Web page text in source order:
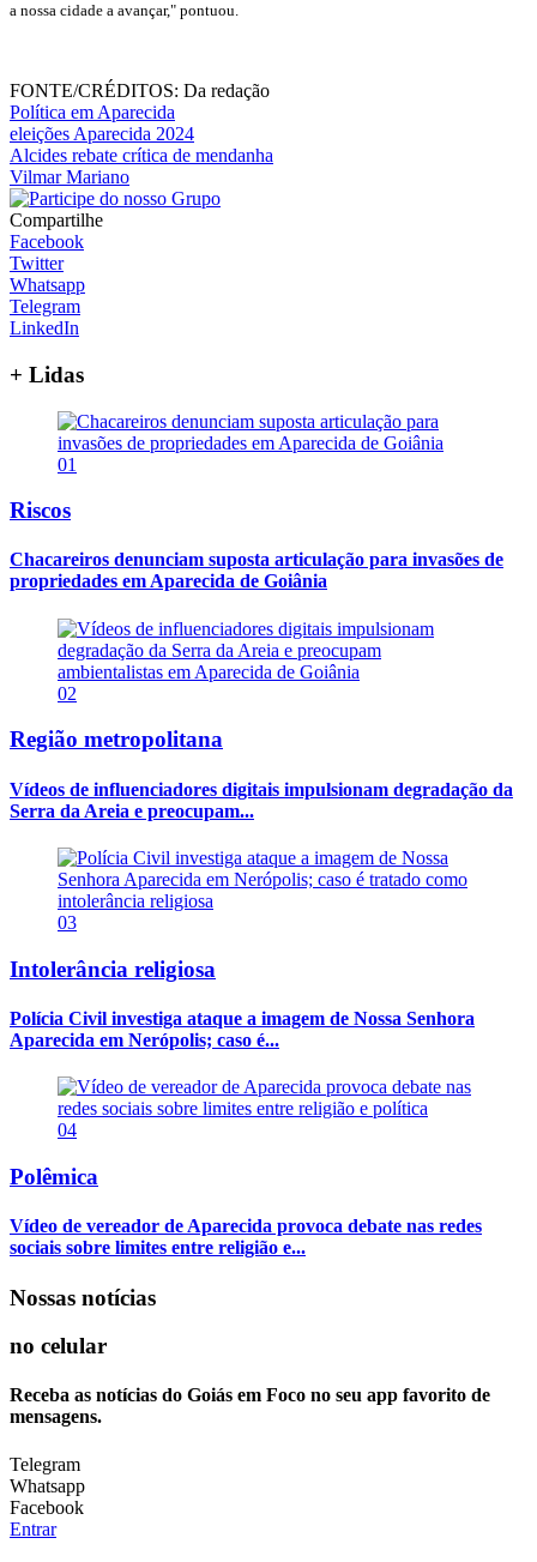
a nossa cidade a avançar," pontuou.
FONTE/CRÉDITOS: Da redação
Política em Aparecida
eleições Aparecida 2024
Alcides rebate crítica de mendanha
Vilmar Mariano
Compartilhe
Facebook
Twitter
Whatsapp
Telegram
LinkedIn
+ Lidas
01
Riscos
Chacareiros denunciam suposta articulação para invasões de
propriedades em Aparecida de Goiânia
02
Região metropolitana
Vídeos de influenciadores digitais impulsionam degradação da
Serra da Areia e preocupam...
03
Intolerância religiosa
Polícia Civil investiga ataque a imagem de Nossa Senhora
Aparecida em Nerópolis; caso é...
04
Polêmica
Vídeo de vereador de Aparecida provoca debate nas redes
sociais sobre limites entre religião e...
Nossas notícias
no celular
Receba as notícias do Goiás em Foco no seu app favorito de
mensagens.
Telegram
Whatsapp
Facebook
Entrar